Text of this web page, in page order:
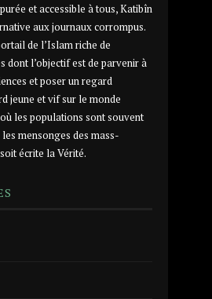
et accessible à tous, Katibîn
aux journaux corrompus.
de l’Islam riche de
dont l’objectif est de parvenir à
et poser un regard
jeune et vif sur le monde
les populations sont souvent
mensonges des mass-
écrite la Vérité.